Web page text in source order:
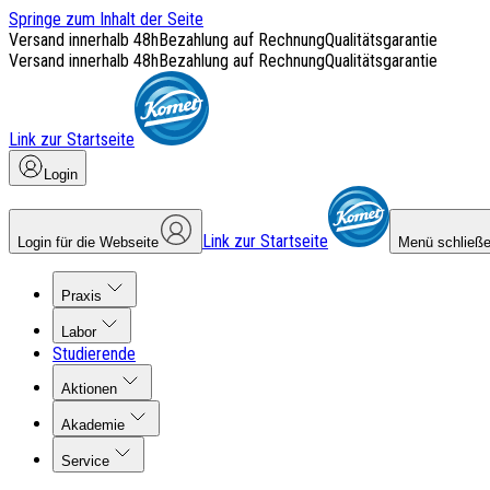
Springe zum Inhalt der Seite
Versand innerhalb 48hBezahlung auf RechnungQualitätsgarantie
Versand innerhalb 48hBezahlung auf RechnungQualitätsgarantie
Link zur Startseite
Login
Login für die Webseite Link zur Startseite Menü
Praxis
Labor
Studierende
Aktionen
Akademie
Service